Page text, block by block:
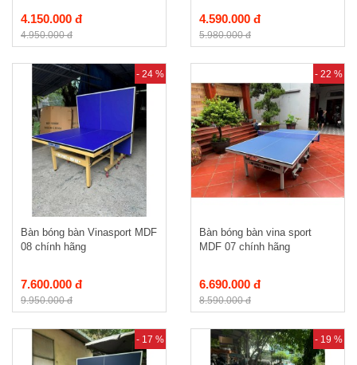
4.150.000 đ
4.950.000 đ
4.590.000 đ
5.980.000 đ
- 24 %
Bàn bóng bàn Vinasport MDF
08 chính hãng
7.600.000 đ
9.950.000 đ
- 22 %
Bàn bóng bàn vina sport
MDF 07 chính hãng
6.690.000 đ
8.590.000 đ
- 17 % - 19 %